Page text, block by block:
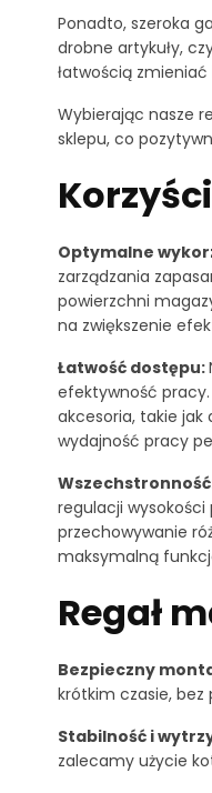
Ponadto, szeroka
drobne artykuły,
łatwością
Wybierając nasze
sklepu, co
Optymalne
zarządzania
powierzchni
na zwiększenie
Łatwość dostępu:
efektywność pracy.
akcesoria, takie jak
wydajność pracy
regulacji wysokości
przechowywanie
maksymalną
Regał
Bezpieczny
krótkim czasie,
Stabilność i
zalecamy użycie